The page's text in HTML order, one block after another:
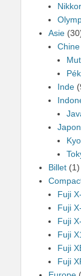
Asie
Chine
Inde
Japon
Billet (1)
Fuji
Fuji
Fuji
Fuji
Fuji
Fuji